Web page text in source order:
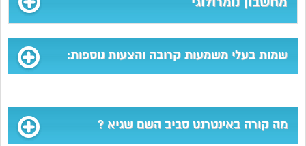
מחשבון נומרולוגי
שמות בעלי משמעות קרובה והצעות נוספות:
מה קורה באינטרנט סביב השם שגיא ?